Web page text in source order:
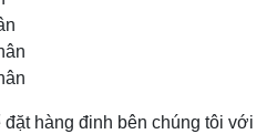
đặt hàng đinh bên chúng tôi với